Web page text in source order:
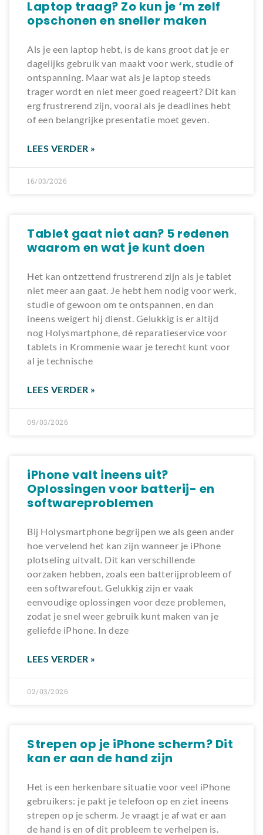
Laptop traag? Zo kun je ‘m zelf
opschonen en sneller maken
Als je een laptop hebt, is de kans groot dat je er
dagelijks gebruik van maakt voor werk, studie of
ontspanning. Maar wat als je laptop steeds
trager wordt en niet meer goed reageert? Dit kan
erg frustrerend zijn, vooral als je deadlines hebt
of een belangrijke presentatie moet geven.
LEES VERDER »
16/03/2026
Tablet gaat niet aan? 5 redenen
waarom en wat je kunt doen
Het kan ontzettend frustrerend zijn als je tablet
niet meer aan gaat. Je hebt hem nodig voor werk,
studie of gewoon om te ontspannen, en dan
ineens weigert hij dienst. Gelukkig is er altijd
nog Holysmartphone, dé reparatieservice voor
tablets in Krommenie waar je terecht kunt voor
al je technische
LEES VERDER »
09/03/2026
iPhone valt ineens uit?
Oplossingen voor batterij- en
softwareproblemen
Bij Holysmartphone begrijpen we als geen ander
hoe vervelend het kan zijn wanneer je iPhone
plotseling uitvalt. Dit kan verschillende
oorzaken hebben, zoals een batterijprobleem of
een softwarefout. Gelukkig zijn er vaak
eenvoudige oplossingen voor deze problemen,
zodat je snel weer gebruik kunt maken van je
geliefde iPhone. In deze
LEES VERDER »
02/03/2026
Strepen op je iPhone scherm? Dit
kan er aan de hand zijn
Het is een herkenbare situatie voor veel iPhone
gebruikers: je pakt je telefoon op en ziet ineens
strepen op je scherm. Je vraagt je af wat er aan
de hand is en of dit probleem te verhelpen is.